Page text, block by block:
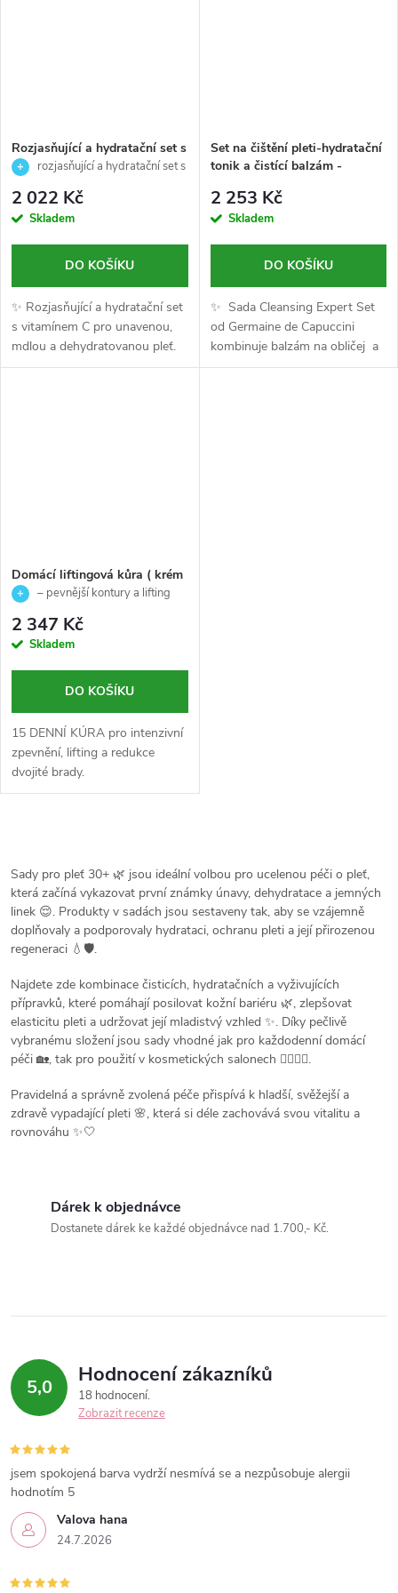
Rozjasňující a hydratační set s
vitamínem C pro unavenou,
Timexpert Radiance C+ -
(maska 4ks, mlha 50ml) -
rozjasňující a hydratační set s
2 022 Kč
Skladem
DO KOŠÍKU
✨ Rozjasňující a hydratační set
s vitamínem C pro unavenou,
mdlou a dehydratovanou pleť.
Obsahuje rozjasňující masku
Set na čištění pleti-hydratační
tonik a čistící balzám -
Capuccini-200/100ml
2 253 Kč
Skladem
DO KOŠÍKU
✨ Sada Cleansing Expert Set
od Germaine de Capuccini
kombinuje balzám na obličej a
hydratační tonizační lotion,
Domácí liftingová kůra ( krém
50 ml+ elixír 30 ml) ) - Global
– pevnější kontury a lifting
2 347 Kč
Skladem
DO KOŠÍKU
15 DENNÍ KÚRA pro intenzivní
zpevnění, lifting a redukce
dvojité brady.
v
l
á
d
a
c
í
p
v
p
i
s
u
Sady pro pleť 30+ 🌿 jsou ideální volbou pro ucelenou péči o pleť,
která začíná vykazovat první známky únavy, dehydratace a jemných
linek 😌. Produkty v sadách jsou sestaveny tak, aby se vzájemně
doplňovaly a podporovaly hydrataci, ochranu pleti a její přirozenou
regeneraci 💧🛡️.
Najdete zde kombinace čisticích, hydratačních a vyživujících
přípravků, které pomáhají posilovat kožní bariéru 🌿, zlepšovat
elasticitu pleti a udržovat její mladistvý vzhled ✨. Díky pečlivě
vybranému složení jsou sady vhodné jak pro každodenní domácí
péči 🏡, tak pro použití v kosmetických salonech 💆‍♀️💇‍♀️.
Pravidelná a správně zvolená péče přispívá k hladší, svěžejší a
zdravě vypadající pleti 🌸, která si déle zachovává svou vitalitu a
rovnováhu ✨🤍
Dárek k objednávce
Dostanete dárek ke každé objednávce nad 1.700,- Kč.
5,0 Hodnocení zákazníků
18 hodnocení
Zobrazit recenze
Valova hana
24.7.2026
jsem spokojená barva vydrží nesmívá se a nezpůsobuje alergii
hodnotím 5